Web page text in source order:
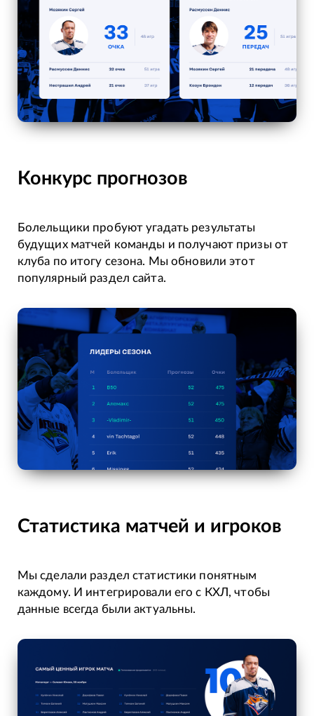
Конкурс прогнозов
Болельщики пробуют угадать результаты
будущих матчей команды и получают призы от
клуба по итогу сезона. Мы обновили этот
популярный раздел сайта.
Статистика матчей и игроков
Мы сделали раздел статистики понятным
каждому. И интегрировали его с КХЛ, чтобы
данные всегда были актуальны.